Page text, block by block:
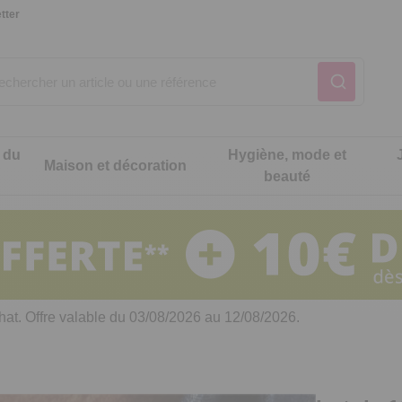
cuisine
Notre produit du
Notre produit du
Maison et décoration
Notre produit du
Hygiène, mode et
beauté
intimité
Notre produit du
Notre produit du
Notre produit du
Offre valable du 03/08/2026 au 12/08/2026.